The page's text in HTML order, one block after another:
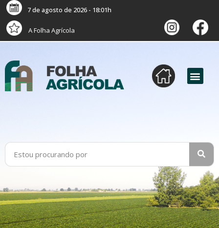
7 de agosto de 2026 - 18:01h
A Folha Agrícola